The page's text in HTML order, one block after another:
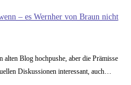
– es Wernher von Braun nicht
alten Blog hochpushe, aber die Prämisse
Diskussionen interessant, auch…